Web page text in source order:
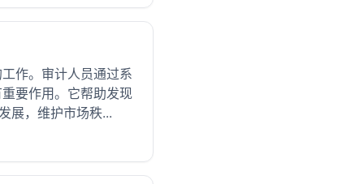
作。审计人员通过系
要作用。它帮助发现
展，维护市场秩...